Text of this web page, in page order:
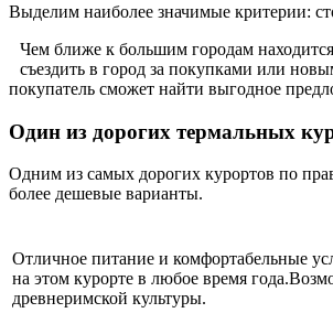
Выделим наиболее значимые критерии:
Чем ближе к большим городам
съездить в город за покупками или
покупатель сможет найти выгодное
Один из дорогих термальных
Одним из самых дорогих курортов по
более дешевые варианты.
Отличное питание и комфортабельные
на этом курорте в любое время
древнеримской культуры.